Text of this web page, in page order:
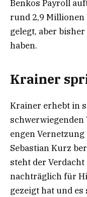
Benkos Payroll
rund 2,9 Millionen
gelegt, aber
haben.
Krainer
Krainer erhebt in
schwerwiegenden
engen
Sebastian Kurz
steht der
nachträglich für
gezeigt hat und